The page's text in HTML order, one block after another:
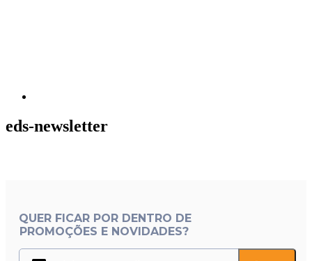
eds-newsletter
QUER FICAR POR DENTRO DE
PROMOÇÕES E NOVIDADES?